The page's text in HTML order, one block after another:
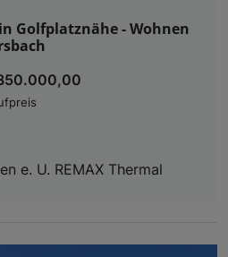
Golfplatznähe - Wohnen
e. U. REMAX Thermal